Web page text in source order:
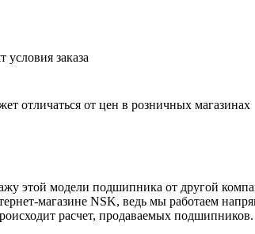
заказа
отличаться от цен в розничных магазинах
этой модели подшипника от другой
магазине NSK, ведь мы работаем
расчет, продаваемых подшипников.